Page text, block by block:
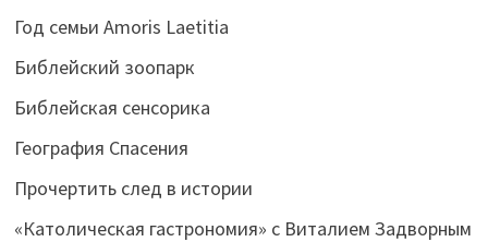
Год семьи Amoris Laetitia
Библейский зоопарк
Библейская сенсорика
География Спасения
Прочертить след в истории
«Католическая гастрономия» с Виталием Задворным